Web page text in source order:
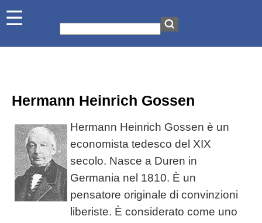
Hermann Heinrich Gossen
Hermann Heinrich Gossen è un
economista tedesco del XIX
secolo. Nasce a Duren in
Germania nel 1810. È un
pensatore originale di convinzioni
liberiste. È considerato come uno